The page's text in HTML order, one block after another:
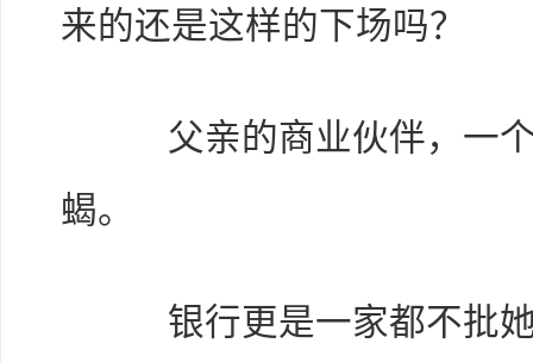
来的还是这样的下场吗？
父亲的商业伙伴，一个
蝎。
银行更是一家都不批她